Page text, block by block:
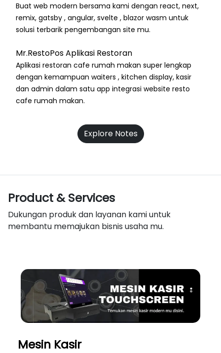
Buat web modern bersama kami dengan react, next,
remix, gatsby , angular, svelte , blazor wasm untuk
solusi terbarik pengembangan site mu.
Mr.RestoPos Aplikasi Restoran
Aplikasi restoran cafe rumah makan super lengkap
dengan kemampuan waiters , kitchen display, kasir
dan admin dalam satu app integrasi website resto
cafe rumah makan.
Explore Notes
Product & Services
Dukungan produk dan layanan kami untuk
membantu memajukan bisnis usaha mu.
Mesin Kasir